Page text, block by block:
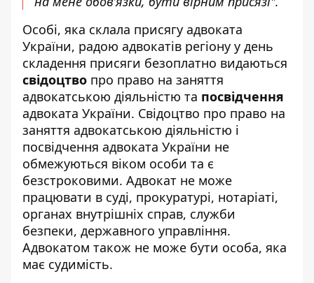
Особі, яка склала присягу адвоката
України, радою адвокатів регіону у день
складення присяги безоплатно видаються
свідоцтво про право на заняття
адвокатською діяльністю та посвідчення
адвоката України. Свідоцтво про право на
заняття адвокатською діяльністю і
посвідчення адвоката України не
обмежуються віком особи та є
безстроковими. Адвокат не може
працювати в суді, прокуратурі, нотаріаті,
органах внутрішніх справ, служби
безпеки, державного управління.
Адвокатом також не може бути особа, яка
має судимість.